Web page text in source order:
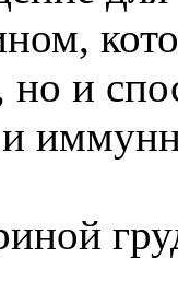
и
и